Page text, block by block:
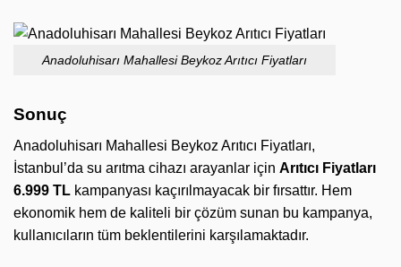
Anadoluhisarı Mahallesi Beykoz Arıtıcı Fiyatları
Sonuç
Anadoluhisarı Mahallesi Beykoz Arıtıcı Fiyatları,
İstanbul’da su arıtma cihazı arayanlar için Arıtıcı Fiyatları
6.999 TL kampanyası kaçırılmayacak bir fırsattır. Hem
ekonomik hem de kaliteli bir çözüm sunan bu kampanya,
kullanıcıların tüm beklentilerini karşılamaktadır.